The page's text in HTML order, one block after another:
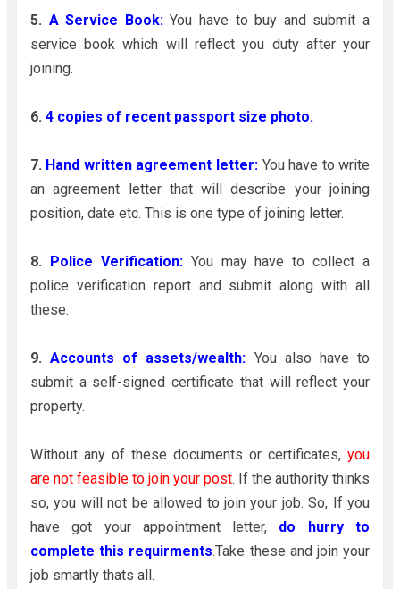
5. A Service Book:You have to buy and submit a
service book which will reflect you duty after your
joining.
6. 4 copies of recent passport size photo.
7. Hand written agreement letter: You have to write
an agreement letter that will describe your joining
position, date etc. This is one type of joining letter.
8. Police Verification: You may have to collect a
police verification report and submit along with all
these.
9.Accounts of assets/wealth: You also have to
submit a self-signed certificate that will reflect your
property.
Without any of these documents or certificates,you
are not feasible to join your post. If the authority thinks
so, you will not be allowed to join your job. So, If you
have got your appointment letter, do hurry to
complete this requirments.Take these and join your
job smartly thats all.